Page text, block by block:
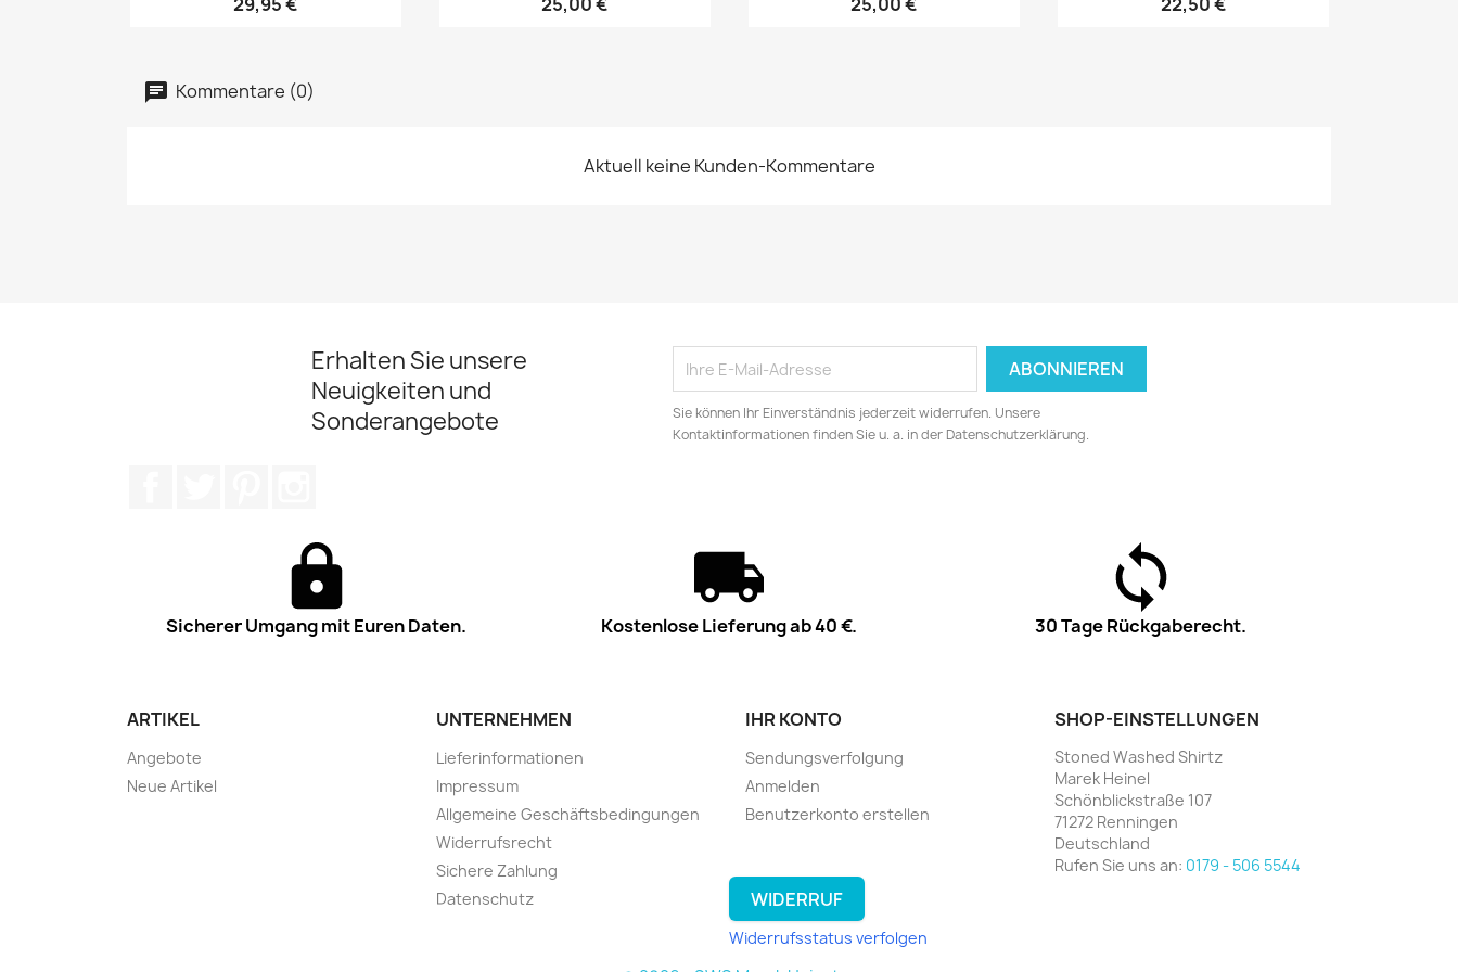
Kommentare (0)
Aktuell keine Kunden-Kommentare
Erhalten Sie unsere
Neuigkeiten und
Sonderangebote
Sie können Ihr Einverständnis jederzeit widerrufen. Unsere
Kontaktinformationen finden Sie u. a. in der Datenschutzerklärung.
Sicherer Umgang mit Euren Daten. Kostenlose Lieferung ab 40 €. 30 Tage Rückgaberecht.
ARTIKEL
Angebote
Neue Artikel
UNTERNEHMEN
Lieferinformationen
Impressum
Allgemeine Geschäftsbedingungen
Widerrufsrecht
Sichere Zahlung
Datenschutz
IHR KONTO
Sendungsverfolgung
Anmelden
Benutzerkonto erstellen
SHOP-EINSTELLUNGEN
Stoned Washed Shirtz
Marek Heinel
Schönblickstraße 107
71272 Renningen
Deutschland
Rufen Sie uns an: 0179 - 506 5544
WIDERRUF
Widerrufsstatus verfolgen